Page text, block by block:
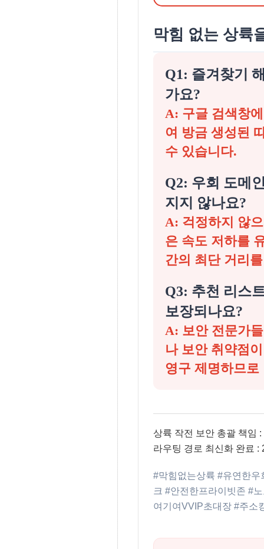
막힘 없는 상륙
Q1: 즐겨찾기
가요?
A: 구글 검색창
여 방금 생성된
수 있습니다.
Q2: 우회 도메
지지 않나요?
A: 걱정하지 않
은 속도 저하를
간의 최단 거리
Q3: 추천 리스
보장되나요?
A: 보안 전문가
나 보안 취약점
영구 제명하므
상륙 작전 보안 총괄 책임 :
라우팅 경로 최신화 완료 :
#막힘없는상륙 #유연한
크 #안전한프라이빗존 #
여기여VVIP초대장 #주소